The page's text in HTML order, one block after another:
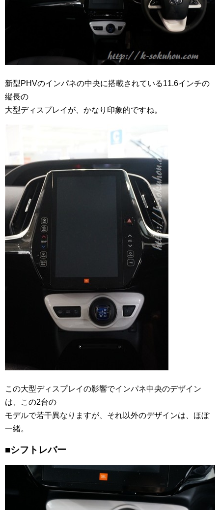
新型PHVのインパネの中央に搭載されている11.6インチの
縦長の
大型ディスプレイが、かなり印象的ですね。
この大型ディスプレイの影響でインパネ中央のデザイン
は、この2台の
モデルで若干異なりますが、それ以外のデザインは、ほぼ
一緒。
■シフトレバー